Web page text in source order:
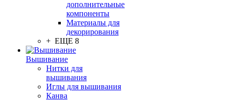
дополнительные
компоненты
Материалы для
декорирования
+ ЕЩЕ 8
Вышивание
Нитки для
вышивания
Иглы для вышивания
Канва